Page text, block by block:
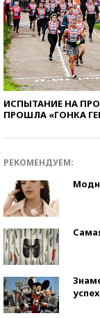
ИСПЫТАНИЕ НА
ПРОШЛА «ГОНКА
РЕКОМЕНДУЕМ: